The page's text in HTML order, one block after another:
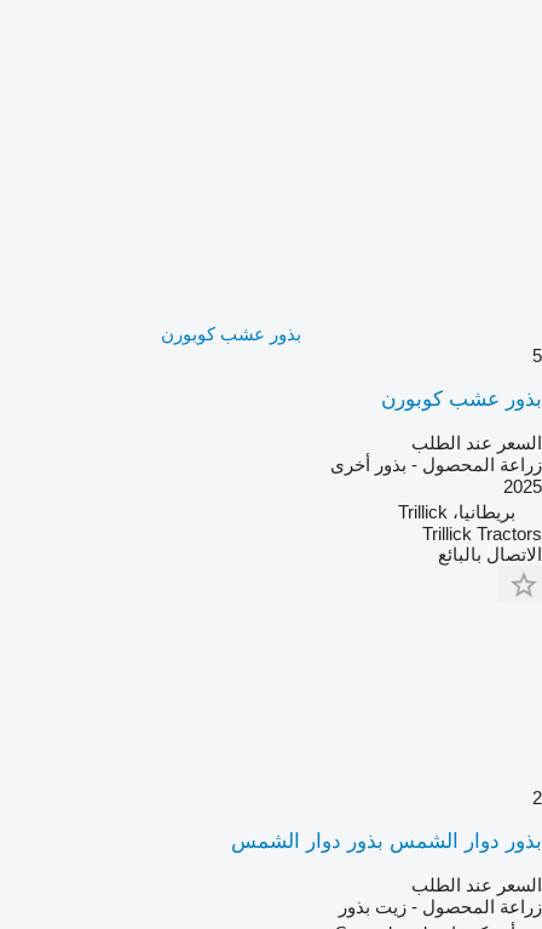
بذور عشب كوبورن
5
بذور عشب كوبورن
السعر عند الطلب
زراعة المحصول - بذور أخرى
2025
بريطانيا، Trillick
Trillick Tractors
الاتصال بالبائع
2
بذور دوار الشمس بذور دوار الشمس
السعر عند الطلب
زراعة المحصول - زيت بذور